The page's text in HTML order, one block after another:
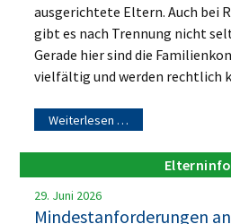
ausgerichtete Eltern. Auch bei
gibt es nach Trennung nicht
Gerade hier sind die
vielfältig und werden rechtlich
Weiterlesen …
29. Juni 2026
Mindestanforderungen